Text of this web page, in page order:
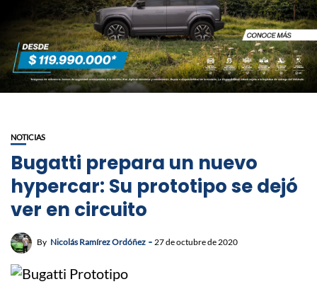
NOTICIAS
Bugatti prepara un nuevo
hypercar: Su prototipo se dejó
ver en circuito
By Nicolás Ramírez Ordóñez 27 de octubre de 2020